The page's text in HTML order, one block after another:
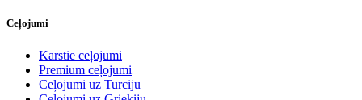
Ceļojumi
Karstie ceļojumi
Premium ceļojumi
Ceļojumi uz Turciju